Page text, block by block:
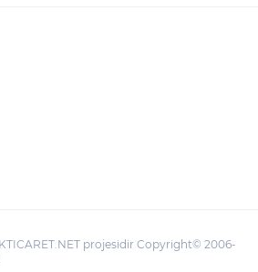
projesidir Copyright© 2006-